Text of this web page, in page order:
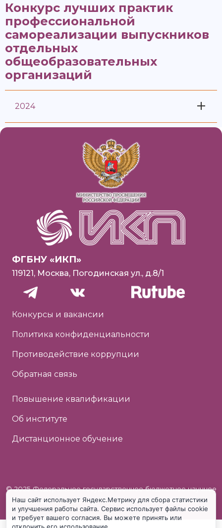
Конкурс лучших практик
профессиональной
самореализации выпускников
отдельных
общеобразовательных
организаций
2024
ФГБНУ «ИКП»
119121, Москва, Погодинская ул., д.8/1
Конкурсы и вакансии
Политика конфиденциальности
Противодействие коррупции
Обратная связь
Повышение квалификации
Об институте
Дистанционное обучение
© 2025 Федеральное государственное бюджетное научное
учреждение «Институт коррекционной педагогики»
Наш сайт использует Яндекс.Метрику для сбора статистики
и улучшения работы сайта. Сервис использует файлы cookie
и требует вашего согласия. Вы можете принять или